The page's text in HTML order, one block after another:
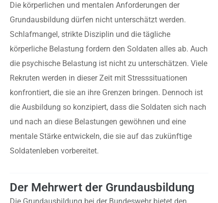
Die körperlichen und mentalen Anforderungen der
Grundausbildung dürfen nicht unterschätzt werden.
Schlafmangel, strikte Disziplin und die tägliche
körperliche Belastung fordern den Soldaten alles ab. Auch
die psychische Belastung ist nicht zu unterschätzen. Viele
Rekruten werden in dieser Zeit mit Stresssituationen
konfrontiert, die sie an ihre Grenzen bringen. Dennoch ist
die Ausbildung so konzipiert, dass die Soldaten sich nach
und nach an diese Belastungen gewöhnen und eine
mentale Stärke entwickeln, die sie auf das zukünftige
Soldatenleben vorbereitet.
Der Mehrwert der Grundausbildung